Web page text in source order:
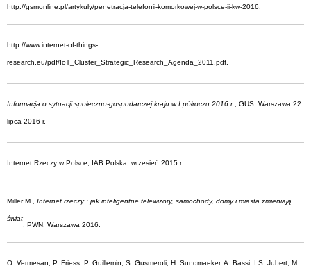
http://gsmonline.pl/artykuly/penetracja-telefonii-komorkowej-w-polsce-ii-kw-2016.
http://www.internet-of-things-
research.eu/pdf/IoT_Cluster_Strategic_Research_Agenda_2011.pdf.
Informacja o sytuacji społeczno-gospodarczej kraju w I półroczu 2016 r., GUS, Warszawa 22
lipca 2016 r.
Internet Rzeczy w Polsce, IAB Polska, wrzesień 2015 r.
Miller M., Internet rzeczy : jak inteligentne telewizory, samochody, domy i miasta zmieniają
świat , PWN, Warszawa 2016.
O. Vermesan, P. Friess, P. Guillemin, S. Gusmeroli, H. Sundmaeker, A. Bassi, I.S. Jubert, M.